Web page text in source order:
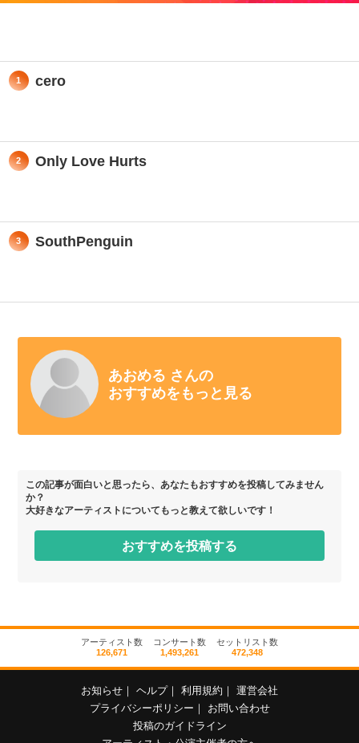
1 cero
2 Only Love Hurts
3 SouthPenguin
あおめる さんの
おすすめをもっと見る
この記事が面白いと思ったら、あなたもおすすめを投稿してみません
か？
大好きなアーティストについてもっと教えて欲しいです！
おすすめを投稿する
アーティスト数
126,671
コンサート数
1,493,261
セットリスト数
472,348
お知らせ ｜ ヘルプ｜ 利用規約 ｜ 運営会社
プライバシーポリシー ｜
お問い合わせ
投稿のガイドライン